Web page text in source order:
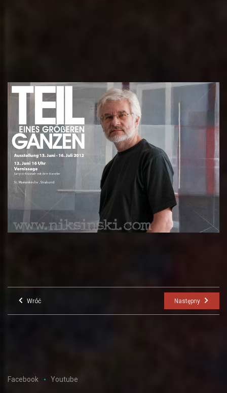
Wróć Następny
Facebook Youtube